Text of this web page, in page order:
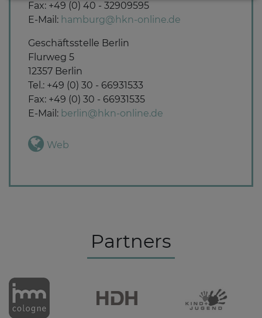
Fax: +49 (0) 40 - 32909595
E-Mail: hamburg@hkn-online.de
Geschäftsstelle Berlin
Flurweg 5
12357 Berlin
Tel.: +49 (0) 30 - 66931533
Fax: +49 (0) 30 - 66931535
E-Mail: berlin@hkn-online.de
Web
Partners